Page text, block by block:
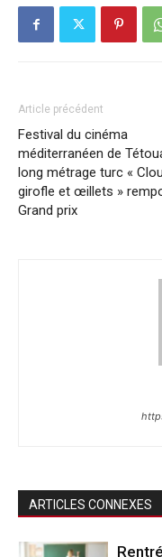
Article précédent
Festival du cinéma
méditerranéen de
long métrage turc «
girofle et œillets »
Grand prix
ARTICLES CONNEXES